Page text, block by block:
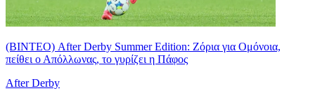
(ΒΙΝΤΕΟ) After Derby Summer Edition: Ζόρια για Ομόνοια,
πείθει ο Απόλλωνας, το γυρίζει η Πάφος
After Derby